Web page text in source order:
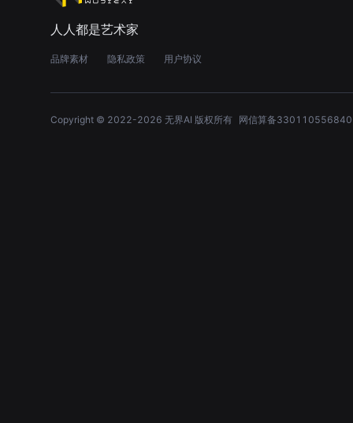
人人都是艺术家
品牌素材 隐私政策 用户协议
Copyright © 2022-2026 无界AI 版权所有 网信算备